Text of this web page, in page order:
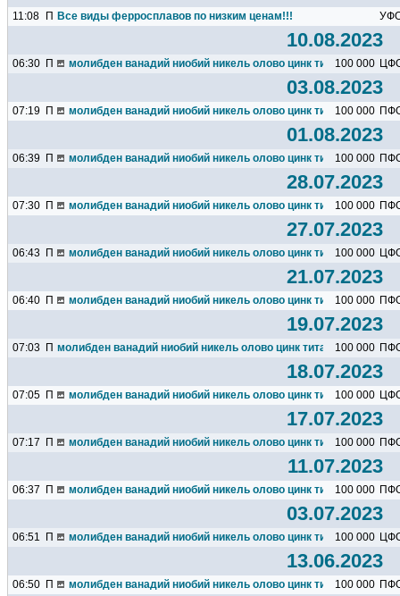
11:08 П Все виды ферросплавов по низким ценам!!!
10.08.2023
06:30 П молибден ванадий ниобий никель олово цинк титан марганец
100 000
03.08.2023
07:19 П молибден ванадий ниобий никель олово цинк титан марганец
100 000
01.08.2023
06:39 П молибден ванадий ниобий никель олово цинк титан марганец
100 000
28.07.2023
07:30 П молибден ванадий ниобий никель олово цинк титан марганец
100 000
27.07.2023
06:43 П молибден ванадий ниобий никель олово цинк титан марганец
100 000
21.07.2023
06:40 П молибден ванадий ниобий никель олово цинк титан марганец
100 000
19.07.2023
07:03 П молибден ванадий ниобий никель олово цинк титан марганец
100 000
18.07.2023
07:05 П молибден ванадий ниобий никель олово цинк титан марганец
100 000
17.07.2023
07:17 П молибден ванадий ниобий никель олово цинк титан марганец
100 000
11.07.2023
06:37 П молибден ванадий ниобий никель олово цинк титан марганец
100 000
03.07.2023
06:51 П молибден ванадий ниобий никель олово цинк титан марганец
100 000
13.06.2023
06:50 П молибден ванадий ниобий никель олово цинк титан марганец
100 000